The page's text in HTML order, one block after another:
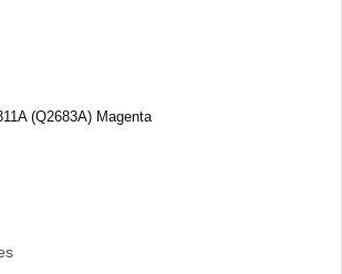
(Q2683A) Magenta